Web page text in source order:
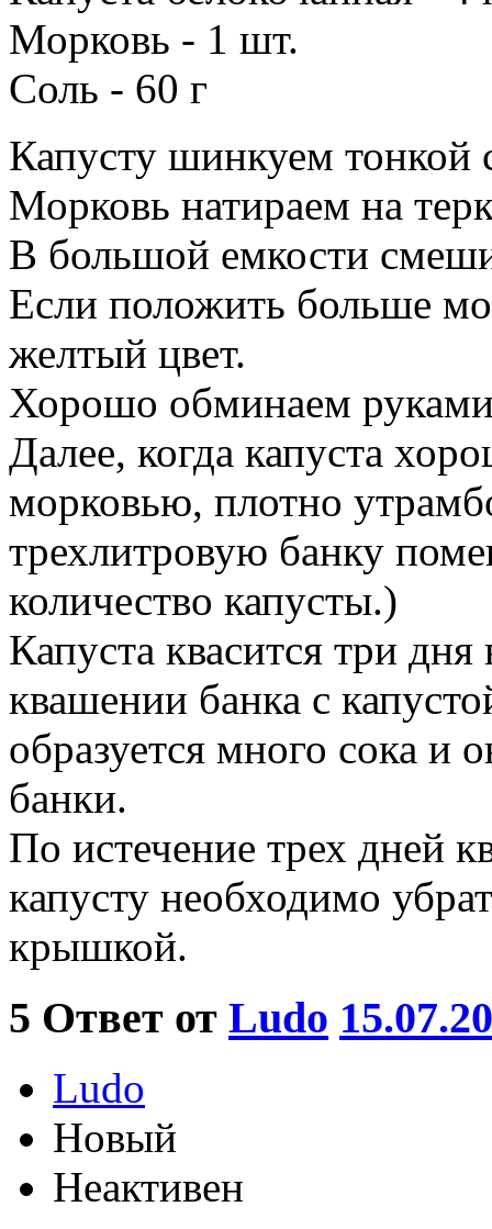
Морковь - 1 шт.
Соль - 60 г
Капусту шинкуем тонкой
Морковь натираем на
В большой емкости
Если положить больше
желтый цвет.
Хорошо обминаем
Далее, когда капуста
морковью, плотно
трехлитровую банку
количество капусты.)
Капуста квасится три
квашении банка с
образуется много сока и
банки.
По истечение трех дней
капусту необходимо
крышкой.
5 Ответ от Ludo
Ludo
Новый
Неактивен